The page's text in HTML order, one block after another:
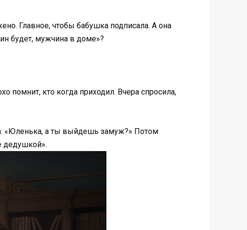
Главное, чтобы бабушка подписала. А она
будет, мужчина в доме»?
помнит, кто когда приходил. Вчера спросила,
«Юленька, а ты выйдешь замуж?» Потом
дедушкой».